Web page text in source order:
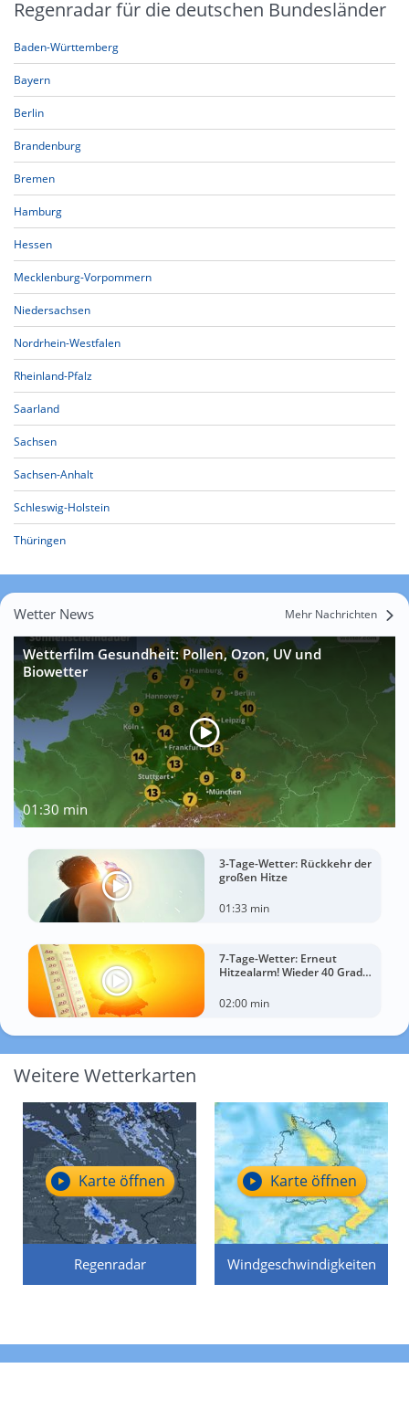
Regenradar für die deutschen Bundesländer
Baden-Württemberg
Bayern
Berlin
Brandenburg
Bremen
Hamburg
Hessen
Mecklenburg-Vorpommern
Niedersachsen
Nordrhein-Westfalen
Rheinland-Pfalz
Saarland
Sachsen
Sachsen-Anhalt
Schleswig-Holstein
Thüringen
Wetter News Mehr Nachrichten
Wetterfilm Gesundheit: Pollen, Ozon, UV und
Biowetter
01:30 min
3-Tage-Wetter: Rückkehr der
großen Hitze
01:33 min
7-Tage-Wetter: Erneut
Hitzealarm! Wieder 40 Grad
02:00 min
Weitere Wetterkarten
Regenradar
Karte öffnen
Windgeschwindigkeiten
Karte öffnen